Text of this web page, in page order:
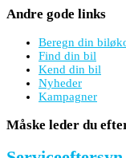
Andre gode links
Beregn din
Find din bil
Kend din bil
Nyheder
Kampagner
Måske leder du